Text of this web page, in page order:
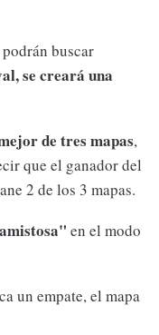
buscar
se creará una
de tres mapas,
que el ganador del
2 de los 3 mapas.
en el modo
un empate, el mapa